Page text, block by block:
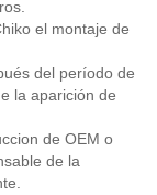
el montaje de
del período de
la aparición de
de OEM o
de la